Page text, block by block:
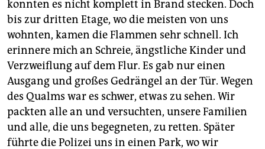
konnten es nicht komplett in Brand stecken. Doch
bis zur dritten Etage, wo die meisten von uns
wohnten, kamen die Flammen sehr schnell. Ich
erinnere mich an Schreie, ängstliche Kinder und
Verzweiflung auf dem Flur. Es gab nur einen
Ausgang und großes Gedrängel an der Tür. Wegen
des Qualms war es schwer, etwas zu sehen. Wir
packten alle an und versuchten, unsere Familien
und alle, die uns begegneten, zu retten. Später
führte die Polizei uns in einen Park, wo wir